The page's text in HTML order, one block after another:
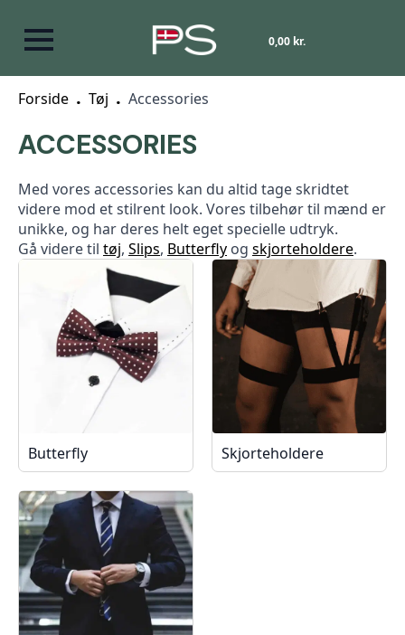
0,00 kr.
Forside Tøj Accessories
ACCESSORIES
Med vores accessories kan du altid tage skridtet
videre mod et stilrent look. Vores tilbehør til mænd er
unikke, og har deres helt eget specielle udtryk.
Gå videre til tøj, Slips, Butterfly og skjorteholdere.
Butterfly Skjorteholdere